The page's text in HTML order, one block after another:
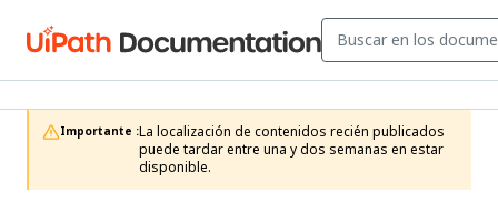
Importante :La localización de contenidos recién publicados
puede tardar entre una y dos semanas en estar
disponible.